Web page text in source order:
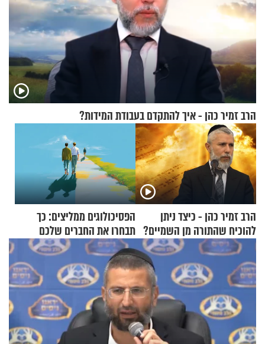
הרב זמיר כהן - איך להתקדם בעבודת המידות?
הרב זמיר כהן - כיצד ניתן
להוכיח שהתורה מן השמיים?
הפסיכולוגים ממליצים: כך
תבחרו את החברים שלכם
בחיים